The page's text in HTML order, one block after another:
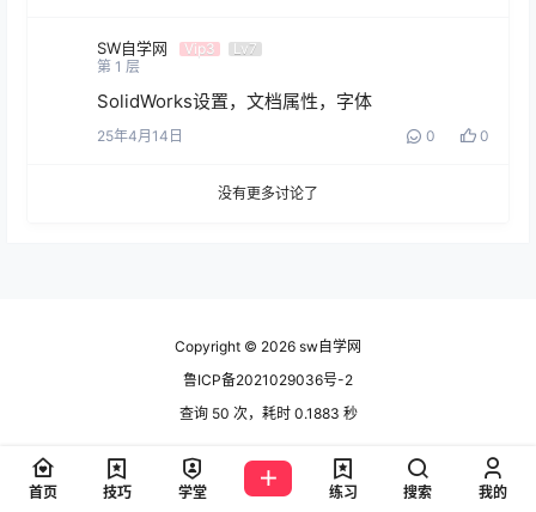
SW自学网 Vip3
Lv7
第 1 层
SolidWorks设置，文档属性，字体
25年4月14日 0 0
没有更多讨论了
Copyright © 2026 sw自学网
鲁ICP备2021029036号-2
查询 50 次，耗时 0.1883 秒
首页 技巧 学堂 练习 搜索 我的